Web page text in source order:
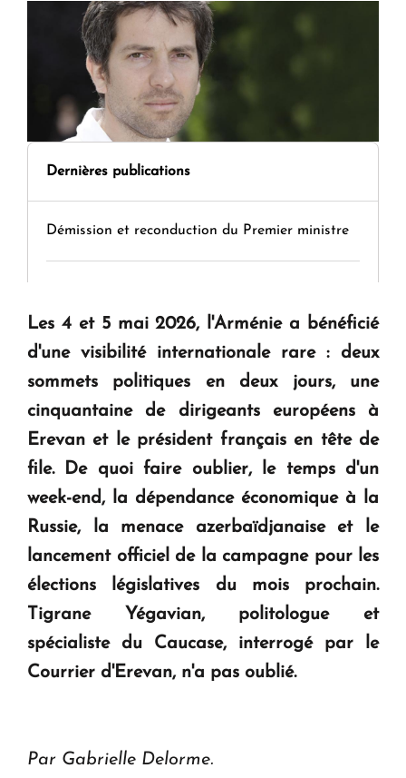
Dernières publications
Démission et reconduction du Premier ministre
guerre, on est tous des perdants »
" Tant qu'il n'existe pas d'alternative concrète, la
KASA : 30 ans d'audace, de résilience et d'avenir
en Arménie
Le premier hôtel Hyatt Regency d'Arménie
ouvrira ses portes à Dilijan
Les 4 et 5 mai 2026, l'Arménie a bénéficié
d'une visibilité internationale rare : deux
sommets politiques en deux jours, une
cinquantaine de dirigeants européens à
Erevan et le président français en tête de
file. De quoi faire oublier, le temps d'un
week-end, la dépendance économique à la
Russie, la menace azerbaïdjanaise et le
lancement officiel de la campagne pour les
élections législatives du mois prochain.
Tigrane Yégavian, politologue et
spécialiste du Caucase, interrogé par le
Courrier d'Erevan, n'a pas oublié.
Par Gabrielle Delorme.